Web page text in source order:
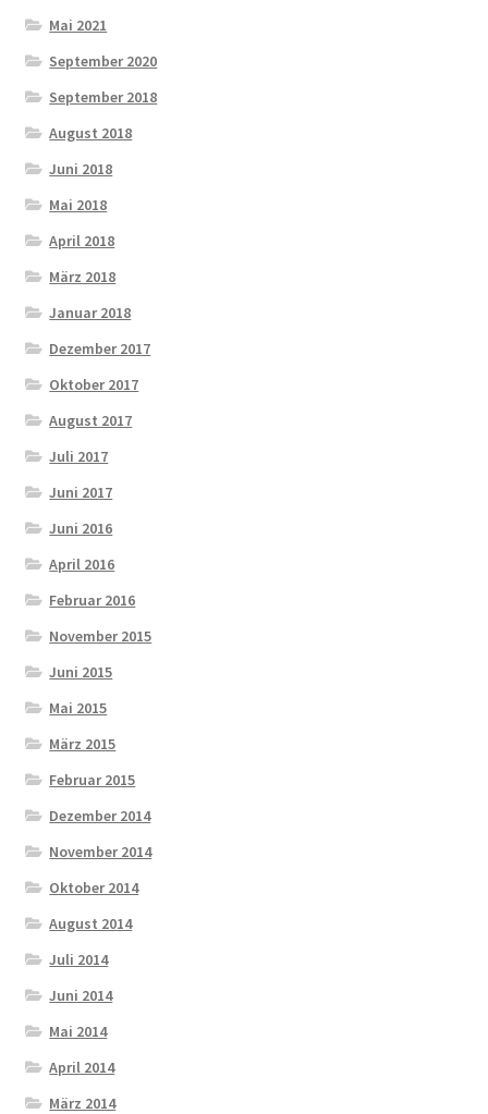
Mai 2021
September 2020
September 2018
August 2018
Juni 2018
Mai 2018
April 2018
März 2018
Januar 2018
Dezember 2017
Oktober 2017
August 2017
Juli 2017
Juni 2017
Juni 2016
April 2016
Februar 2016
November 2015
Juni 2015
Mai 2015
März 2015
Februar 2015
Dezember 2014
November 2014
Oktober 2014
August 2014
Juli 2014
Juni 2014
Mai 2014
April 2014
März 2014